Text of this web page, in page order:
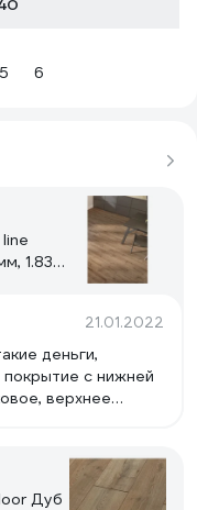
5 6
1.834
21.01.2022
деньги,
с нижней
верхнее
Дуб